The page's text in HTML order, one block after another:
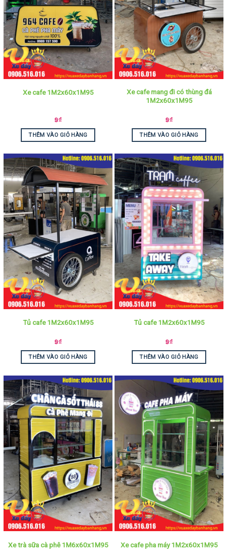
Xe cafe 1M2x60x1M95
9₫
THÊM VÀO GIỎ HÀNG
Xe cafe mang đi có thùng đá
1M2x60x1M95
9₫
THÊM VÀO GIỎ HÀNG
Tủ cafe 1M2x60x1M95
9₫
THÊM VÀO GIỎ HÀNG
Tủ cafe 1M2x60x1M95
9₫
THÊM VÀO GIỎ HÀNG
Xe trà sữa cà phê 1M6x60x1M95 Xe cafe pha máy 1M2x60x1M95